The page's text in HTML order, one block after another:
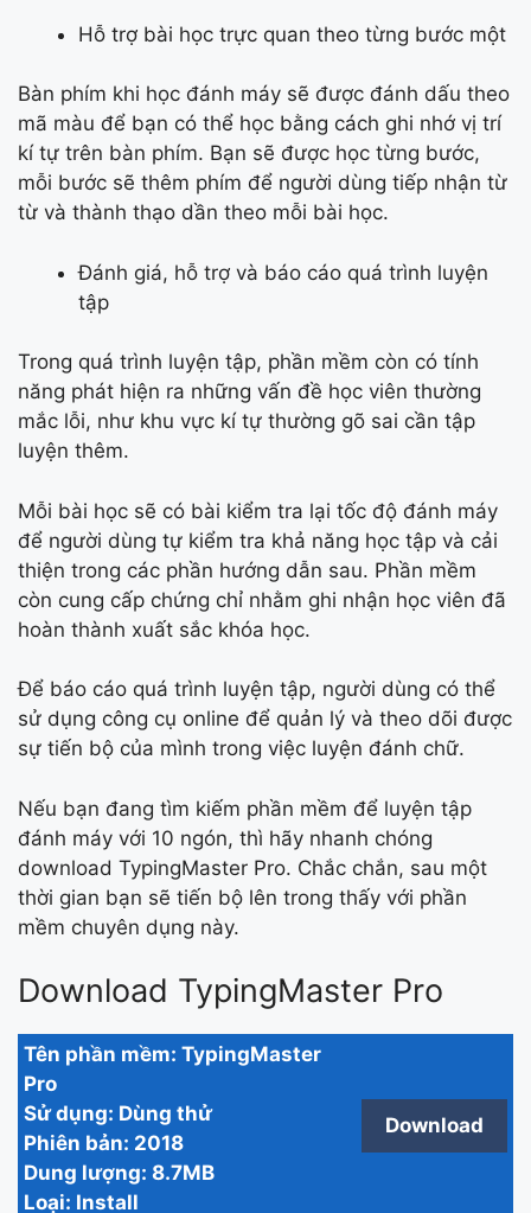
Hỗ trợ bài học trực quan theo từng bước một
Bàn phím khi học đánh máy sẽ được đánh dấu theo
mã màu để bạn có thể học bằng cách ghi nhớ vị trí
kí tự trên bàn phím. Bạn sẽ được học từng bước,
mỗi bước sẽ thêm phím để người dùng tiếp nhận từ
từ và thành thạo dần theo mỗi bài học.
Đánh giá, hỗ trợ và báo cáo quá trình luyện
tập
Trong quá trình luyện tập, phần mềm còn có tính
năng phát hiện ra những vấn đề học viên thường
mắc lỗi, như khu vực kí tự thường gõ sai cần tập
luyện thêm.
Mỗi bài học sẽ có bài kiểm tra lại tốc độ đánh máy
để người dùng tự kiểm tra khả năng học tập và cải
thiện trong các phần hướng dẫn sau. Phần mềm
còn cung cấp chứng chỉ nhằm ghi nhận học viên đã
hoàn thành xuất sắc khóa học.
Để báo cáo quá trình luyện tập, người dùng có thể
sử dụng công cụ online để quản lý và theo dõi được
sự tiến bộ của mình trong việc luyện đánh chữ.
Nếu bạn đang tìm kiếm phần mềm để luyện tập
đánh máy với 10 ngón, thì hãy nhanh chóng
download TypingMaster Pro. Chắc chắn, sau một
thời gian bạn sẽ tiến bộ lên trong thấy với phần
mềm chuyên dụng này.
Download TypingMaster Pro
Tên phần mềm: TypingMaster
Pro
Sử dụng: Dùng thử
Phiên bản: 2018
Dung lượng: 8.7MB
Loại: Install
Download